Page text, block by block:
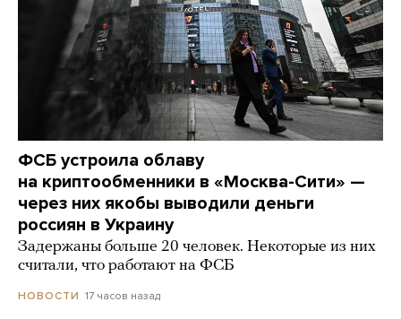
ФСБ устроила облаву
на криптообменники в «Москва-Сити» —
через них якобы выводили деньги
россиян в Украину
Задержаны больше 20 человек. Некоторые из них
считали, что работают на ФСБ
НОВОСТИ 17 часов назад